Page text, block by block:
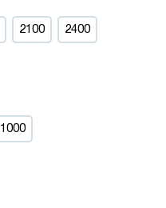
2100 2400
1000